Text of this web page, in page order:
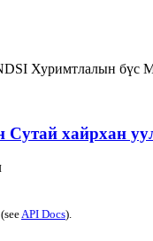
Хуримтлалын бүс
Сутай хайрхан
(seeAPI Docs).